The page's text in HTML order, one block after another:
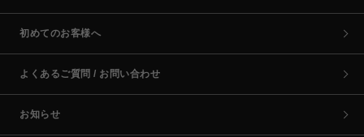
初めてのお客様へ
よくあるご質問 / お問い合わせ
お知らせ